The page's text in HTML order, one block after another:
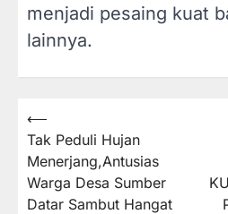
menjadi pesaing kuat
lainnya.
Navigasi
pos
⟵
Tak Peduli Hujan
Menerjang,Antusias
Warga Desa Sumber
Datar Sambut Hangat